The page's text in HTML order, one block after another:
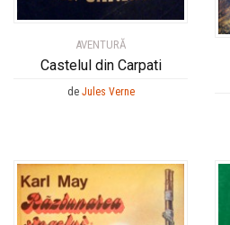
AVENTURĂ
Castelul din Carpati
de Jules Verne